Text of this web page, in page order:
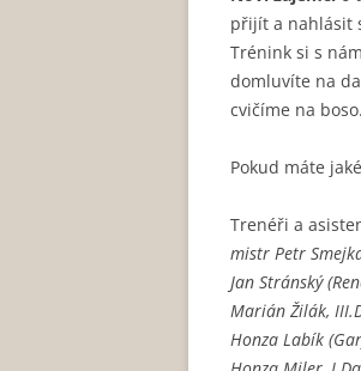
přijít a nahlásit
Trénink si s
domluvíte na
cvičíme na
Pokud máte
Trenéři a
mistr Petr
Jan Stránský
Marián Žilák,
Honza Labík